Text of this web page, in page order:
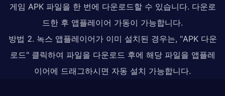
게임 APK 파일을 한 번에 다운로드할 수 있습니다. 다운로
드한 후 앱플레이어 가동이 가능합니다.
방법 2. 녹스 앱플레이어가 이미 설치된 경우는, "APK 다운
로드" 클릭하여 파일을 다운로드 후에 해당 파일을 앱플레
이어에 드래그하시면 자동 설치 가능합니다.